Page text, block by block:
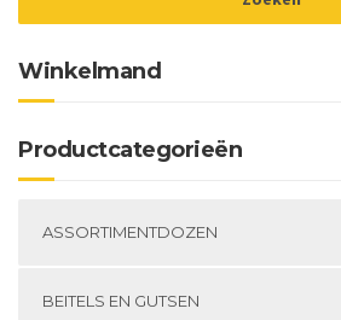
Winkelmand
Productcategorieën
ASSORTIMENTDOZEN
BEITELS EN GUTSEN